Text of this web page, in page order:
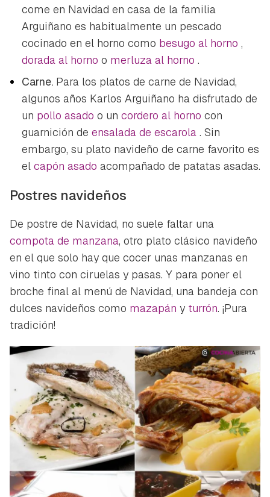
come en Navidad en casa de la familia
Arguiñano es habitualmente un pescado
cocinado en el horno como besugo al horno ,
dorada al horno o merluza al horno .
Carne. Para los platos de carne de Navidad,
algunos años Karlos Arguiñano ha disfrutado de
un pollo asado o un cordero al horno con
guarnición de ensalada de escarola . Sin
embargo, su plato navideño de carne favorito es
el capón asado acompañado de patatas asadas.
Postres navideños
De postre de Navidad, no suele faltar una
compota de manzana, otro plato clásico navideño
en el que solo hay que cocer unas manzanas en
vino tinto con ciruelas y pasas. Y para poner el
broche final al menú de Navidad, una bandeja con
dulces navideños como mazapán y turrón. ¡Pura
tradición!